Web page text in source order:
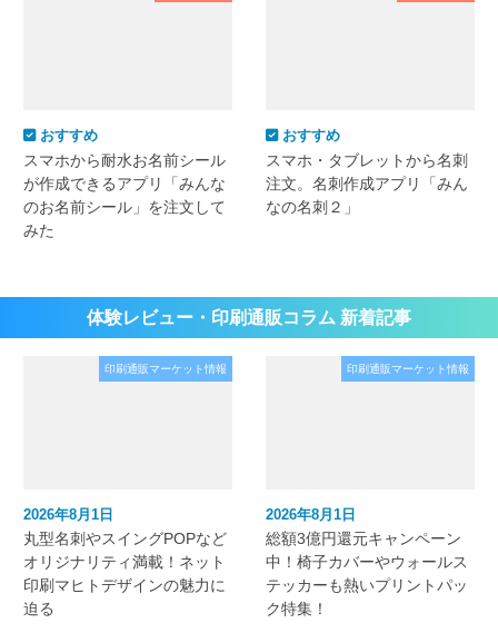
おすすめ
スマホから耐水お名前シール
が作成できるアプリ「みんな
のお名前シール」を注文して
みた
おすすめ
スマホ・タブレットから名刺
注文。名刺作成アプリ「みん
なの名刺２」
体験レビュー・印刷通販コラム 新着記事
印刷通販マーケット情報
2026年8月1日
丸型名刺やスイングPOPなど
オリジナリティ満載！ネット
印刷マヒトデザインの魅力に
迫る
印刷通販マーケット情報
2026年8月1日
総額3億円還元キャンペーン
中！椅子カバーやウォールス
テッカーも熱いプリントパッ
ク特集！